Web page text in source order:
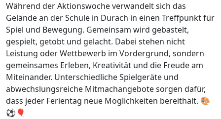
Während der Aktionswoche verwandelt sich das
Gelände an der Schule in Durach in einen Treffpunkt für
Spiel und Bewegung. Gemeinsam wird gebastelt,
gespielt, getobt und gelacht. Dabei stehen nicht
Leistung oder Wettbewerb im Vordergrund, sondern
gemeinsames Erleben, Kreativität und die Freude am
Miteinander. Unterschiedliche Spielgeräte und
abwechslungsreiche Mitmachangebote sorgen dafür,
dass jeder Ferientag neue Möglichkeiten bereithält. 🎨
⚽🎈